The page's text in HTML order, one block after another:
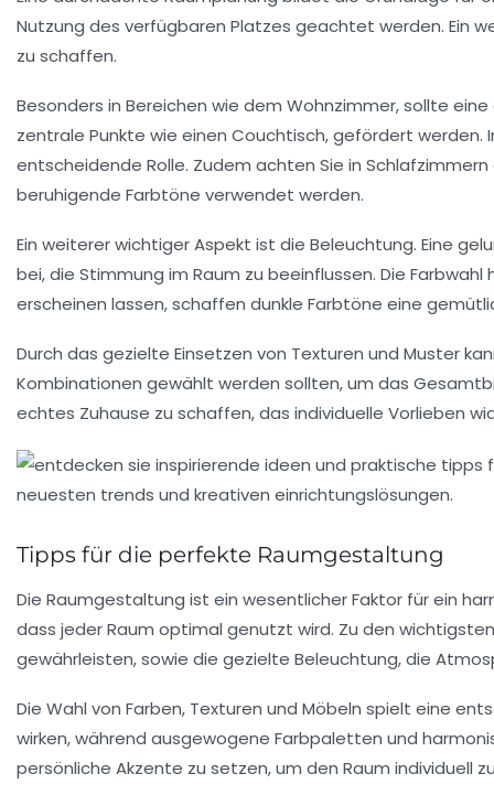
Nutzung des verfügbaren Platzes geachtet werden. Ein
zu schaffen.
Besonders in Bereichen wie dem Wohnzimmer, sollte eine
zentrale Punkte wie einen Couchtisch, gefördert werden.
entscheidende Rolle. Zudem achten Sie in Schlafzimmern
beruhigende Farbtöne verwendet werden.
Ein weiterer wichtiger Aspekt ist die Beleuchtung. Eine
bei, die Stimmung im Raum zu beeinflussen. Die
erscheinen lassen, schaffen dunkle Farbtöne eine
Durch das gezielte Einsetzen von Texturen und Muster
Kombinationen gewählt werden sollten, um das
echtes Zuhause zu schaffen, das individuelle Vorlieben
Tipps für die perfekte Raumgestaltung
Die Raumgestaltung ist ein wesentlicher Faktor für ein
dass jeder Raum optimal genutzt wird. Zu den
gewährleisten, sowie die gezielte Beleuchtung, die
Die Wahl von Farben, Texturen und Möbeln spielt eine
wirken, während ausgewogene Farbpaletten und
persönliche Akzente zu setzen, um den Raum individuell